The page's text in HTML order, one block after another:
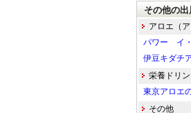
その他の
アロエ（ア
パワー イ
伊豆キダチ
栄養ドリ
東京アロエ
その他